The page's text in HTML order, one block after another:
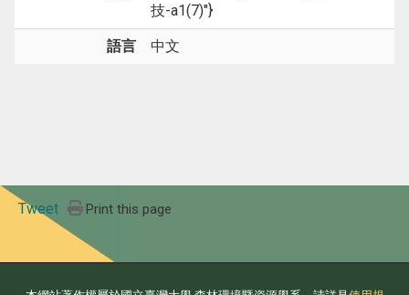
技-a1(7)"}
語言 中文
Tweet Print this page